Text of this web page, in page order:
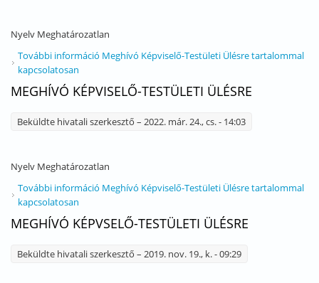
Nyelv Meghatározatlan
További információ Meghívó Képviselő-Testületi Ülésre tartalommal
kapcsolatosan
MEGHÍVÓ KÉPVISELŐ-TESTÜLETI ÜLÉSRE
Beküldte hivatali szerkesztő – 2022. már. 24., cs. - 14:03
Nyelv Meghatározatlan
További információ Meghívó Képviselő-Testületi Ülésre tartalommal
kapcsolatosan
MEGHÍVÓ KÉPVSELŐ-TESTÜLETI ÜLÉSRE
Beküldte hivatali szerkesztő – 2019. nov. 19., k. - 09:29